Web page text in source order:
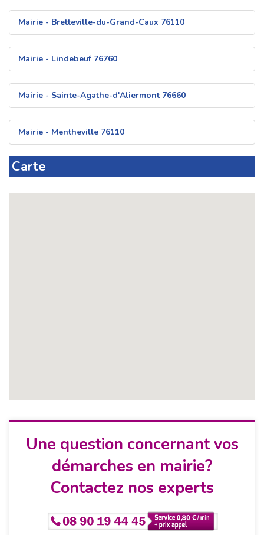
Mairie - Bretteville-du-Grand-Caux 76110
Mairie - Lindebeuf 76760
Mairie - Sainte-Agathe-d'Aliermont 76660
Mairie - Mentheville 76110
Carte
Une question concernant vos
démarches en mairie?
Contactez nos experts